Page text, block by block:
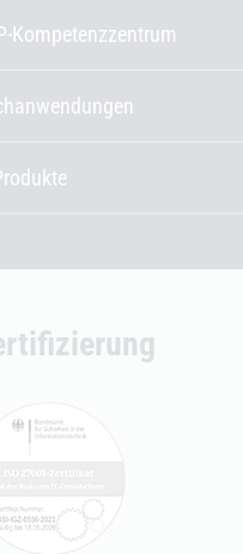
Kompetenzzentrum